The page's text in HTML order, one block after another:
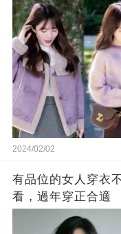
2024/02/02
有品位的女人穿衣
看，過年穿正合適